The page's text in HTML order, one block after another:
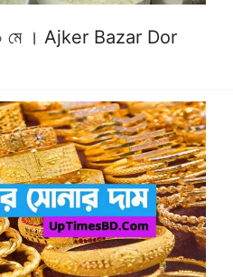
মে । Ajker Bazar Dor